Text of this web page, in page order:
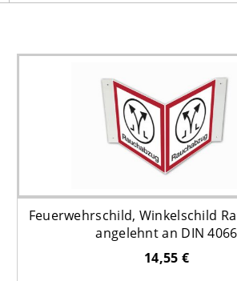
Feuerwehrschild, Winkelschild
angelehnt an DIN 4066
14,55 €